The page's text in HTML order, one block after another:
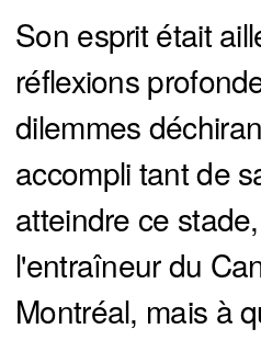
Son esprit était
réflexions
dilemmes
accompli tant de
atteindre ce
l'entraîneur du
Montréal, mais à